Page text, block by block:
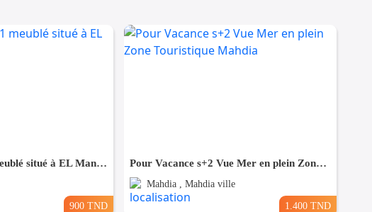
appartement S+1 meublé situé à EL Manar 1
900 TND
Pour Vacance s+2 Vue Mer en plein Zone Touristique Mahdia
Mahdia , Mahdia ville
1.400 TND